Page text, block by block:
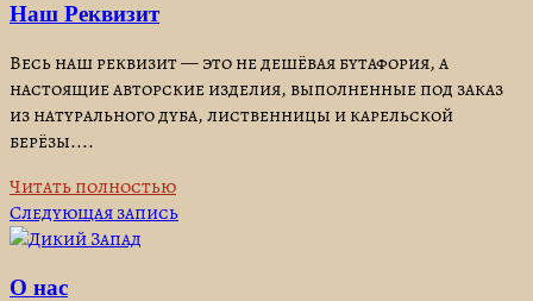
Наш Реквизит
Весь наш реквизит — это не дешёвая бутафория, а
настоящие авторские изделия, выполненные под заказ
из натурального дуба, лиственницы и карельской
берёзы....
Читать полностью
Навигация
по
записям
Следующая запись
О нас